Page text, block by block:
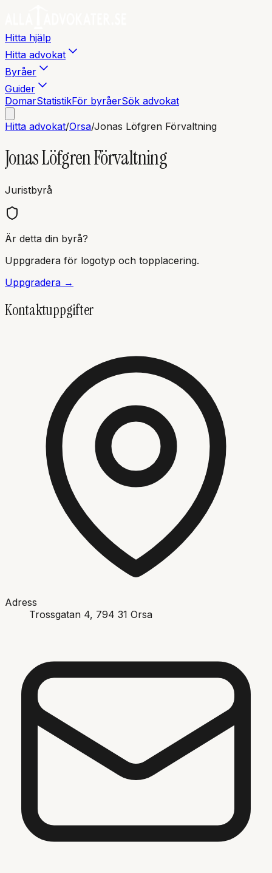
Hitta hjälp
Hitta advokat
Byråer
Guider
DomarStatistikFör byråerSök advokat
Hitta advokat/Orsa/Jonas Löfgren Förvaltning
Jonas Löfgren Förvaltning
Juristbyrå
Är detta din byrå?
Uppgradera för logotyp och topplacering.
Uppgradera →
Kontaktuppgifter
Adress
Trossgatan 4, 794 31 Orsa